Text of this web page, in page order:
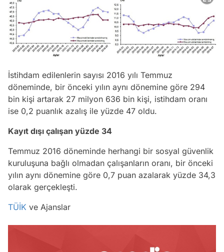
İstihdam edilenlerin sayısı 2016 yılı Temmuz
döneminde, bir önceki yılın aynı dönemine göre 294
bin kişi artarak 27 milyon 636 bin kişi, istihdam oranı
ise 0,2 puanlık azalış ile yüzde 47 oldu.
Kayıt dışı çalışan yüzde 34
Temmuz 2016 döneminde herhangi bir sosyal güvenlik
kuruluşuna bağlı olmadan çalışanların oranı, bir önceki
yılın aynı dönemine göre 0,7 puan azalarak yüzde 34,3
olarak gerçekleşti.
TÜİK ve Ajanslar